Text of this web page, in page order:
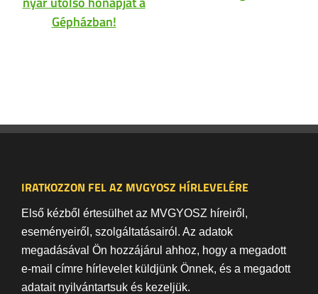
Gépházban!
IRATKOZZON FEL AZ MVGYOSZ HÍRLEVELÉRE
Első kézből értesülhet az MVGYOSZ híreiről,
eseményeiről, szolgáltatásairól. Az adatok
megadásával Ön hozzájárul ahhoz, hogy a megadott
e-mail címre hírlevelet küldjünk Önnek, és a megadott
adatait nyilvántartsuk és kezeljük.